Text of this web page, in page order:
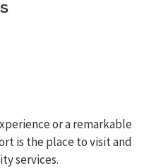
or a remarkable
is the place to visit and
services.